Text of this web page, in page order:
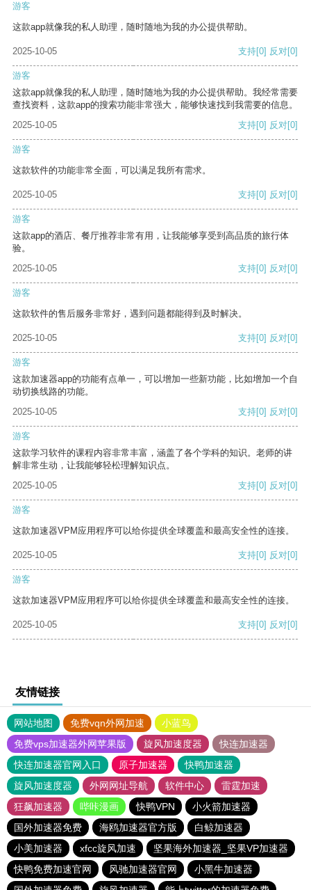
游客
这款app就像我的私人助理，随时随地为我的办公提供帮助。
2025-10-05 支持[0] 反对[0]
游客
这款app就像我的私人助理，随时随地为我的办公提供帮助。我经常需要
查找资料，这款app的搜索功能非常强大，能够快速找到我需要的信息。
2025-10-05
支持[0] 反对[0]
游客
这款软件的功能非常全面，可以满足我所有需求。
2025-10-05 支持[0] 反对[0]
游客
这款app的酒店、餐厅推荐非常有用，让我能够享受到高品质的旅行体
验。
2025-10-05
支持[0] 反对[0]
游客
这款软件的售后服务非常好，遇到问题都能得到及时解决。
2025-10-05 支持[0] 反对[0]
游客
这款加速器app的功能有点单一，可以增加一些新功能，比如增加一个自
动切换线路的功能。
2025-10-05
支持[0] 反对[0]
游客
这款学习软件的课程内容非常丰富，涵盖了各个学科的知识。老师的讲
解非常生动，让我能够轻松理解知识点。
2025-10-05
支持[0] 反对[0]
游客
这款加速器VPM应用程序可以给你提供全球覆盖和最高安全性的连接。
2025-10-05 支持[0] 反对[0]
游客
这款加速器VPM应用程序可以给你提供全球覆盖和最高安全性的连接。
2025-10-05 支持[0] 反对[0]
友情链接
网站地图 免费vqn外网加速
小蓝鸟
免费vps加速器外网苹果版
旋风加速度器
快连加速器
快连加速器官网入口
原子加速器
快鸭加速器
旋风加速度器
外网网址导航 软件中心
雷霆加速
狂飙加速器
哔咔漫画 快鸭VPN
小火箭加速器
国外加速器免费
海鸥加速器官方版
白鲸加速器
小美加速器
xfcc旋风加速
坚果海外加速器_坚果VP加速器
快鸭免费加速官网
风驰加速器官网
小黑牛加速器